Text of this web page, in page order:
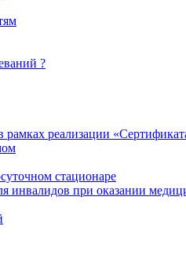
?
реализации
стационаре
инвалидов при оказании